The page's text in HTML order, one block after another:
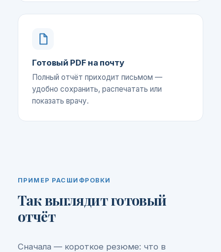
Готовый PDF на почту
Полный отчёт приходит письмом —
удобно сохранить, распечатать или
показать врачу.
ПРИМЕР РАСШИФРОВКИ
Так выглядит готовый
отчёт
Сначала — короткое резюме: что в